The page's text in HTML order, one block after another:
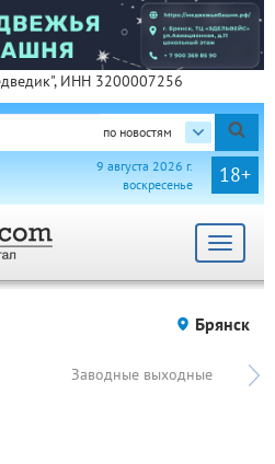
ИНН 3200007256
по новостям
18+
9 августа 2026 г.
воскресенье
Toggle
Брянск
Заводные выходные